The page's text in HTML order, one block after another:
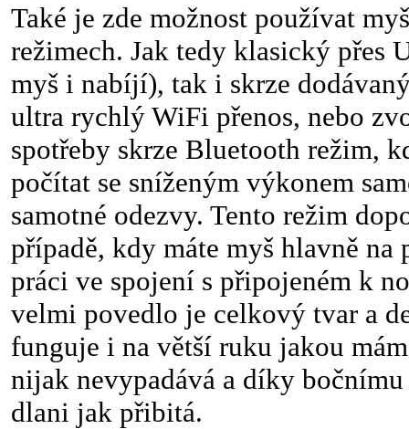
Také je zde možnost používat
režimech. Jak tedy klasický přes
myš i nabíjí), tak i skrze
ultra rychlý WiFi přenos, nebo
spotřeby skrze Bluetooth režim,
počítat se sníženým výkonem
samotné odezvy. Tento režim
případě, kdy máte myš hlavně na
práci ve spojení s připojeném k
velmi povedlo je celkový tvar a
funguje i na větší ruku jakou
nijak nevypadává a díky
dlani jak přibitá.